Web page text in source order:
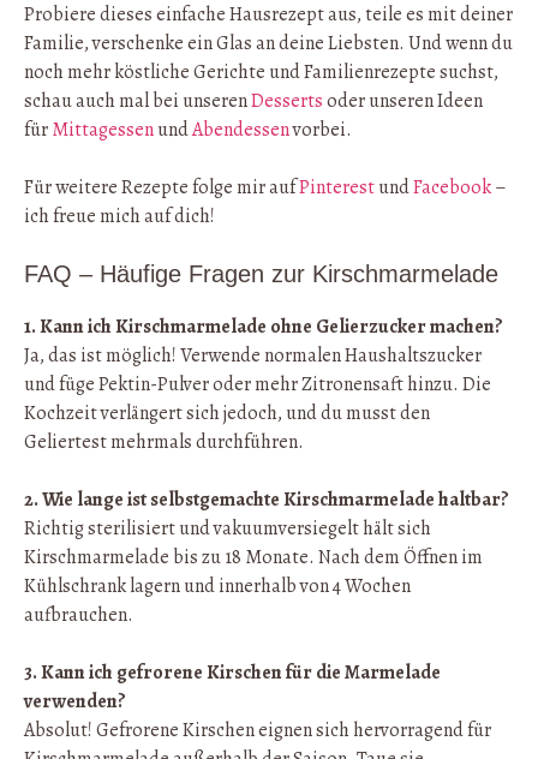
Probiere dieses einfache Hausrezept aus, teile es mit deiner
Familie, verschenke ein Glas an deine Liebsten. Und wenn du
noch mehr köstliche Gerichte und Familienrezepte suchst,
schau auch mal bei unserenDessertsoder unseren Ideen
fürMittagessenundAbendessenvorbei.
Für weitere Rezepte folge mir aufPinterestundFacebook–
ich freue mich auf dich!
FAQ – Häufige Fragen zur Kirschmarmelade
1. Kann ich Kirschmarmelade ohne Gelierzucker machen?
Ja, das ist möglich! Verwende normalen Haushaltszucker
und füge Pektin-Pulver oder mehr Zitronensaft hinzu. Die
Kochzeit verlängert sich jedoch, und du musst den
Geliertest mehrmals durchführen.
2. Wie lange ist selbstgemachte Kirschmarmelade haltbar?
Richtig sterilisiert und vakuumversiegelt hält sich
Kirschmarmelade bis zu 18 Monate. Nach dem Öffnen im
Kühlschrank lagern und innerhalb von 4 Wochen
aufbrauchen.
3. Kann ich gefrorene Kirschen für die Marmelade
verwenden?
Absolut! Gefrorene Kirschen eignen sich hervorragend für